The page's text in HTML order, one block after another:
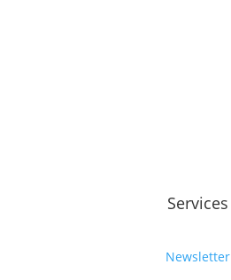
Services
Newsletter